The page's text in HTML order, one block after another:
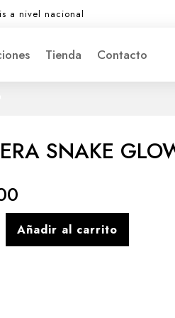
a nivel nacional
Tienda Contacto
SNAKE
Añadir al carrito